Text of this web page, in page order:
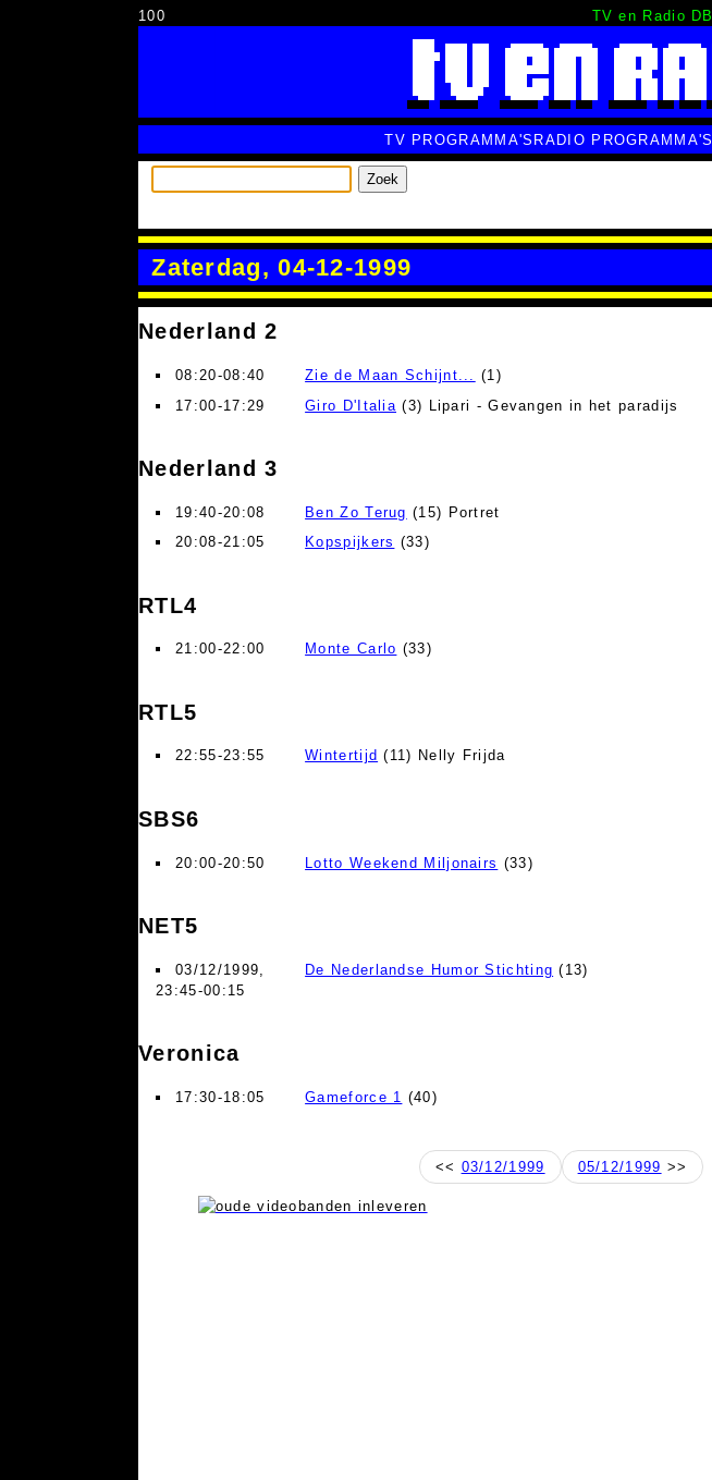
100 TV en Radio DB
TV PROGRAMMA'S RADIO PROGRAMMA'S
Zoek
Zaterdag, 04-12-1999
Nederland 2
08:20-08:40 Zie de Maan Schijnt...
(1)
17:00-17:29
Giro D'Italia (3) Lipari - Gevangen in het paradijs
Nederland 3
19:40-20:08 Ben Zo Terug (15) Portret
20:08-21:05
Kopspijkers (33)
RTL4
21:00-22:00 Monte Carlo (33)
RTL5
22:55-23:55 Wintertijd (11) Nelly Frijda
SBS6
20:00-20:50 Lotto Weekend Miljonairs (33)
NET5
03/12/1999,
23:45-00:15
De Nederlandse Humor Stichting (13)
Veronica
17:30-18:05 Gameforce 1 (40)
<< 03/12/1999 05/12/1999 >>